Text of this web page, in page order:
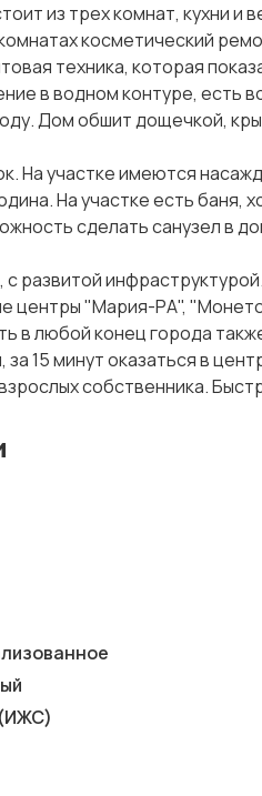
из трех комнат, кухни
косметический
техника, которая
в водном контуре, есть
Дом обшит дощечкой,
На участке имеются
На участке есть баня,
сделать санузел в
с развитой
центры "Мария-РА",
в любой конец города
15 минут оказаться в
собственника.